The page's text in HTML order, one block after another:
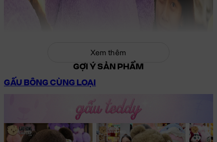
Xem thêm
GỢI Ý SẢN PHẨM
GẤU BÔNG CÙNG LOẠI